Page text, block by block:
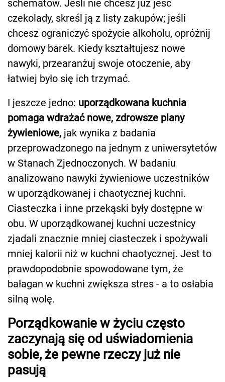
schematów. Jeśli nie chcesz już jeść
czekolady, skreśl ją z listy zakupów; jeśli
chcesz ograniczyć spożycie alkoholu, opróżnij
domowy barek. Kiedy kształtujesz nowe
nawyki, przearanżuj swoje otoczenie, aby
łatwiej było się ich trzymać.
I jeszcze jedno: uporządkowana kuchnia
pomaga wdrażać nowe, zdrowsze plany
żywieniowe, jak wynika z badania
przeprowadzonego na jednym z uniwersytetów
w Stanach Zjednoczonych. W badaniu
analizowano nawyki żywieniowe uczestników
w uporządkowanej i chaotycznej kuchni.
Ciasteczka i inne przekąski były dostępne w
obu. W uporządkowanej kuchni uczestnicy
zjadali znacznie mniej ciasteczek i spożywali
mniej kalorii niż w kuchni chaotycznej. Jest to
prawdopodobnie spowodowane tym, że
bałagan w kuchni zwiększa stres - a to osłabia
silną wolę.
Porządkowanie w życiu często
zaczynają się od uświadomienia
sobie, że pewne rzeczy już nie
pasują